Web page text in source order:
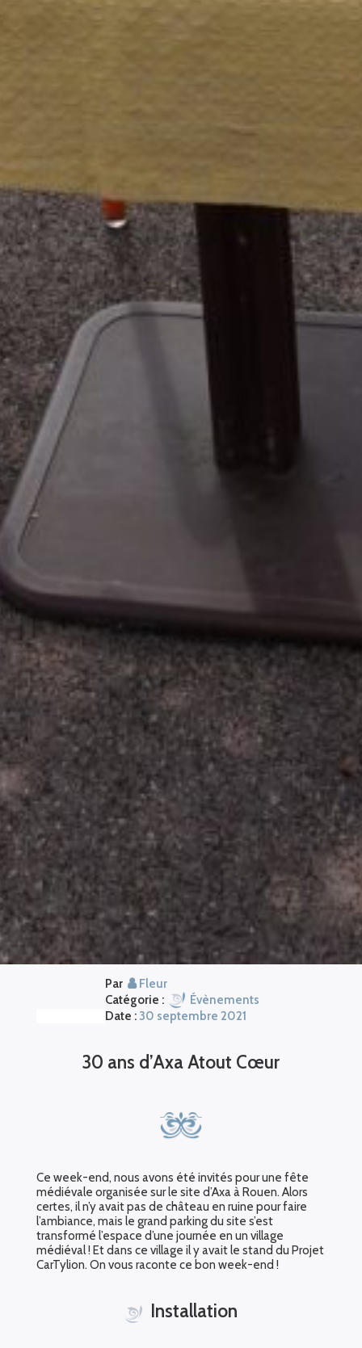
Par
Fleur
Catégorie :
Évènements
Date : 30 septembre 2021
30 ans d’Axa Atout Cœur
Ce week-end, nous avons été invités pour une fête
médiévale organisée sur le site d’Axa à Rouen. Alors
certes, il n’y avait pas de château en ruine pour faire
l’ambiance, mais le grand parking du site s’est
transformé l’espace d’une journée en un village
médiéval ! Et dans ce village il y avait le stand du Projet
CarTylion. On vous raconte ce bon week-end !
Installation